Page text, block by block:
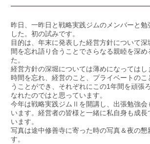
昨日、一昨日と戦略実践ジムのメンバーと勉
した。初の試みです。
目的は、年末に発表した経営方針について
間を忘れ語り合うことでさらなる親睦を深め
た。
経営方針の深堀については薄めになってはし
時間を忘れ、経営のこと、プライベートのこ
うことができ、それぞれにこの1年間を頑張
なれたのではと思っています。
今年は戦略実践ジムⅡを開講し、出張勉強会
います。経営者の皆様と一緒に私自身も成長
います。
写真は途中修善寺に寄った時の写真＆夜の懇
す。
相続の
アクセ
お電話